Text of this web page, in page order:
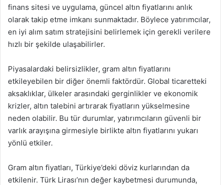
finans sitesi ve uygulama, güncel altın fiyatlarını anlık
olarak takip etme imkanı sunmaktadır. Böylece yatırımcılar,
en iyi alım satım stratejisini belirlemek için gerekli verilere
hızlı bir şekilde ulaşabilirler.
Piyasalardaki belirsizlikler, gram altın fiyatlarını
etkileyebilen bir diğer önemli faktördür. Global ticaretteki
aksaklıklar, ülkeler arasındaki gerginlikler ve ekonomik
krizler, altın talebini artırarak fiyatların yükselmesine
neden olabilir. Bu tür durumlar, yatırımcıların güvenli bir
varlık arayışına girmesiyle birlikte altın fiyatlarını yukarı
yönlü etkiler.
Gram altın fiyatları, Türkiye’deki döviz kurlarından da
etkilenir. Türk Lirası’nın değer kaybetmesi durumunda,